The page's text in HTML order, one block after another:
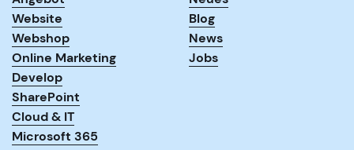
Website
Webshop
Online Marketing
Develop
SharePoint
Cloud & IT
Microsoft 365
Blog
News
Jobs